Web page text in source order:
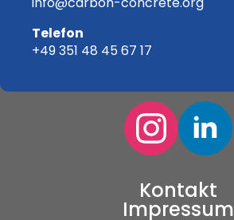
Telefon
+49 351 48 45 67 17
Kontakt
Impressum